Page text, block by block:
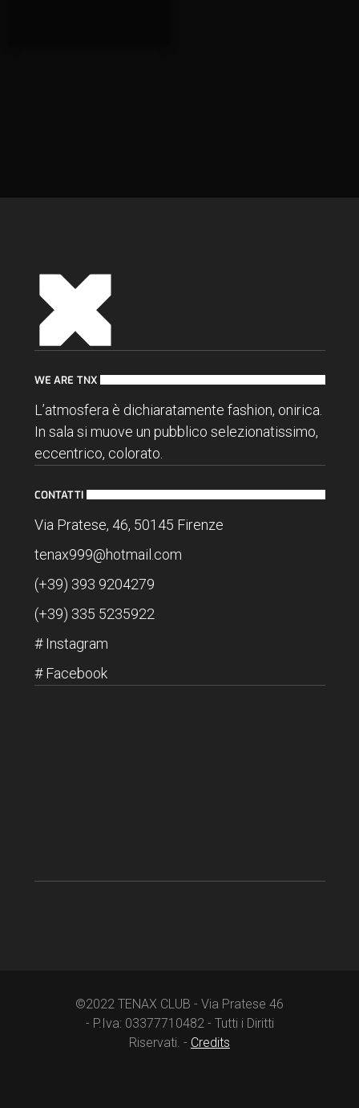
WE ARE TNX
L’atmosfera è dichiaratamente fashion, onirica.
In sala si muove un pubblico selezionatissimo,
eccentrico, colorato.
CONTATTI
Via Pratese, 46, 50145 Firenze
tenax999@hotmail.com
(+39) 393 9204279
(+39) 335 5235922
#Instagram
#Facebook
©2022 TENAX CLUB - Via Pratese 46
- P.Iva: 03377710482 - Tutti i Diritti
Riservati. - Credits